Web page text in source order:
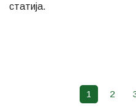
статија.
1 2